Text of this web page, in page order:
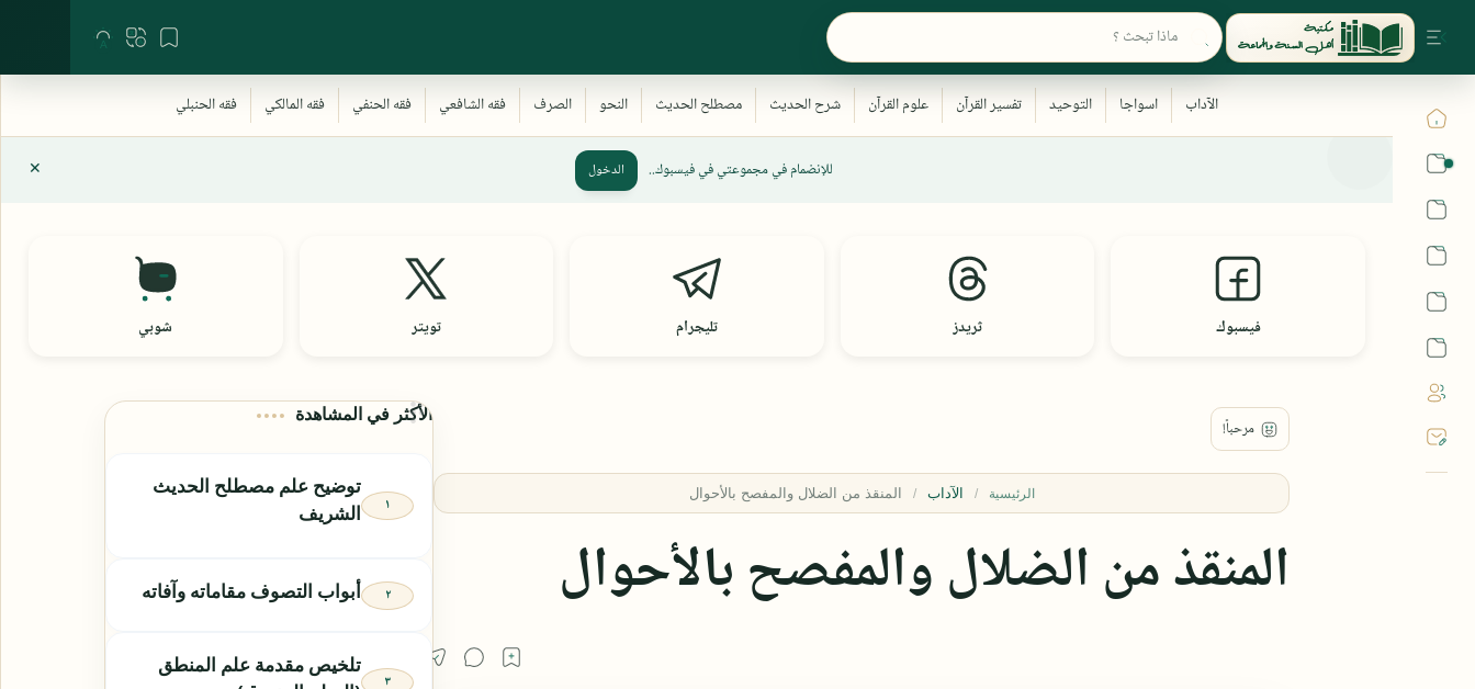
للإنضمام في مجموعتي في فيسبوك.. الدخول
فيسبوك ثريدز تليجرام تويتر شوبي
الرئيسية الآداب
المنقذ من الضلال والمفصح بالأحوال
الأكثر في المشاهدة
توضيح علم مصطلح الحديث
الشريف
أبواب التصوف مقاماته وآفاته
تلخيص مقدمة علم المنطق